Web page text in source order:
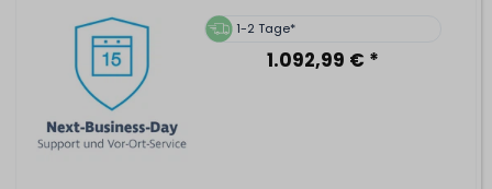
1-2 Tage*
1.092,99 € *